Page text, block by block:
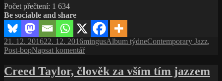
The
View
From
Here
(2013,
Jazz
Počet přečtení: 1 634
Be sociable and share
Publikováno:
21. 12. 201622. 12. 2016Autor:
mingusRubriky:
Album týdneŠtítky:
Contemporary Jazz,
Post-bopNapsat komentářpro
s
názvem
Creed Taylor, člověk za vším tím jazzem